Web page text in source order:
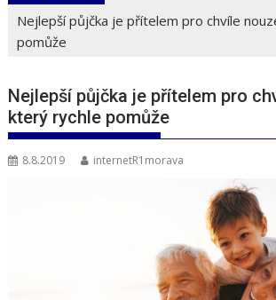
Nejlepší půjčka je přítelem pro chvíle
pomůže
Nejlepší půjčka je přítelem pro
který rychle pomůže
8.8.2019 internetR1morava